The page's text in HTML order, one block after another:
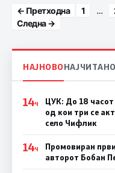
← Претходна 1 …
Следна →
НАЈНОВОНАЈЧИТАНО
14Ч
ЦУК: До 18 часот
од кои три се
село Чифлик
14Ч
Промовиран
авторот Бобан